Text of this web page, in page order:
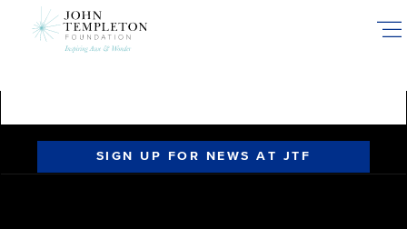
SIGN UP FOR NEWS AT JTF